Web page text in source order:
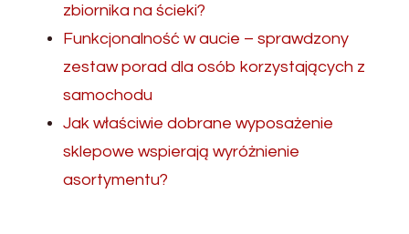
zbiornika na ścieki?
Funkcjonalność w aucie – sprawdzony
zestaw porad dla osób korzystających z
samochodu
Jak właściwie dobrane wyposażenie
sklepowe wspierają wyróżnienie
asortymentu?